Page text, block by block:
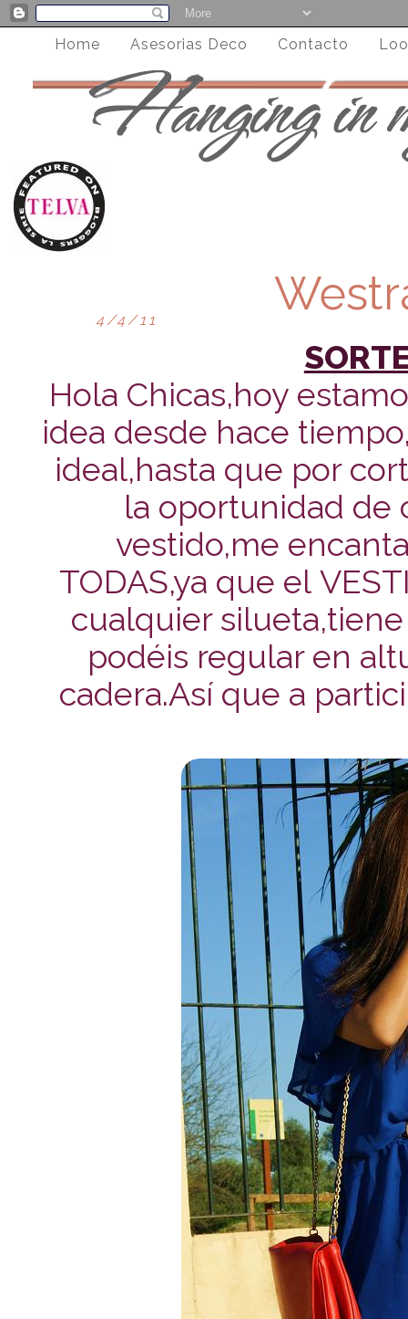
Home Asesorias Deco Contacto
4/4/11
Hola Chicas,hoy
idea desde hace
ideal,hasta que por
la oportunidad de
vestido,me
TODAS,ya que el
cualquier
podéis regular en
cadera.Así que a